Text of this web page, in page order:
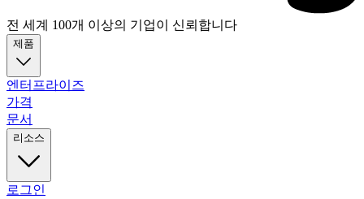
전 세계 100개 이상의 기업이 신뢰합니다
제품
엔터프라이즈
가격
문서
리소스
로그인